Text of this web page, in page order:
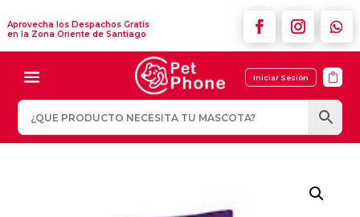
Aprovecha los Despachos Gratis
en la Zona Oriente de Santiago
Iniciar Sesión 